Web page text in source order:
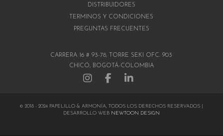
DISTRIBUIDORES
TÉRMINOS Y CONDICIONES
PREGUNTAS FRECUENTES
CARRERA 16 # 93-78, TORRE SEKI OFC. 903
CHICÓ, BOGOTÁ-COLOMBIA
© 2018 - 2024 PAPELILLO & ARMONÍA, TODOS LOS DERECHOS RESERVADOS |
DESARROLLO WEB NEWTOON DESIGN